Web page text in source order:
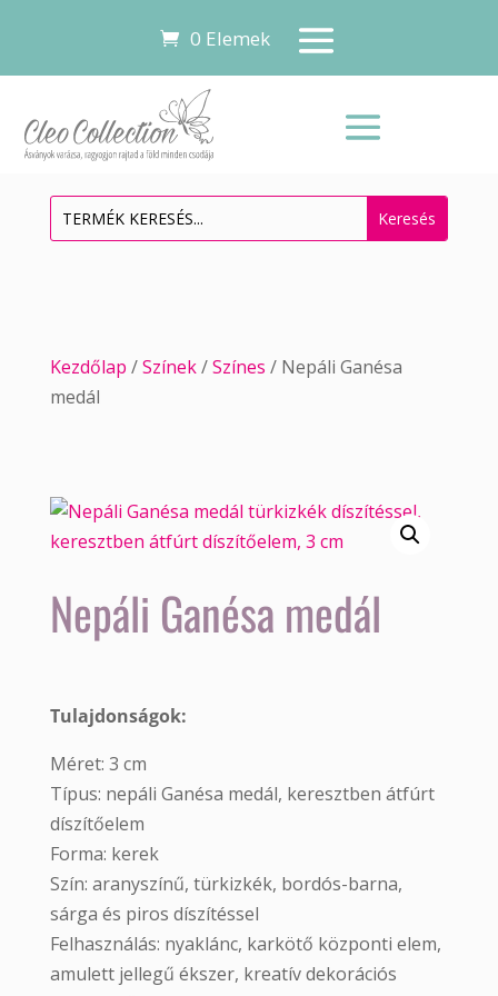
0 Elemek
Kezdőlap /Színek/Színes / Nepáli Ganésa
medál
Nepáli Ganésa medál
Tulajdonságok:
Méret: 3 cm
Típus: nepáli Ganésa medál, keresztben átfúrt
díszítőelem
Forma: kerek
Szín: aranyszínű, türkizkék, bordós-barna,
sárga és piros díszítéssel
Felhasználás: nyaklánc, karkötő központi elem,
amulett jellegű ékszer, kreatív dekorációs